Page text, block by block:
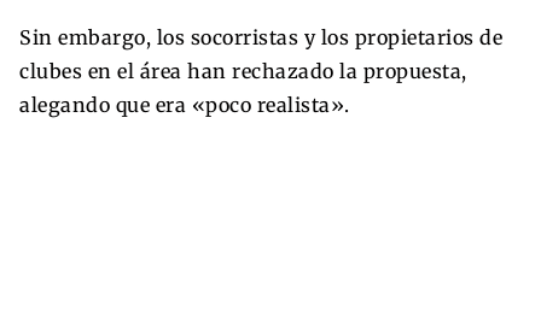
Sin embargo, los socorristas y los propietarios de
clubes en el área han rechazado la propuesta,
alegando que era «poco realista».